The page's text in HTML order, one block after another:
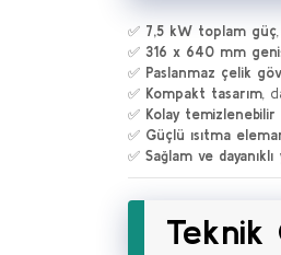
✅ 7,5 kW toplam güç
✅ 316 x 640 mm
✅ Paslanmaz çelik
✅ Kompakt tasarım,
✅ Kolay temizlenebilir
✅ Güçlü ısıtma
✅ Sağlam ve dayanıklı
Teknik